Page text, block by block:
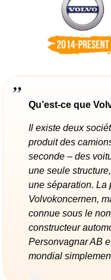
Qu’est-ce que
Il existe deux
produit des
seconde – des
une seule
une séparation. La
Volvokoncernen,
connue sous le
constructeur
Personvagnar AB
mondial